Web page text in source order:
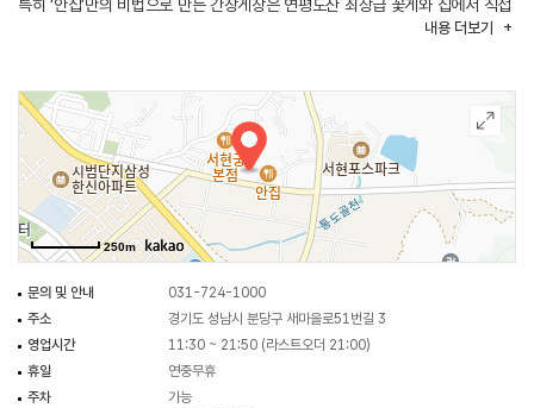
특히 ‘안집’만의 비법으로 만든 간장게장은 연평도산 최상급 꽃게와 집에서 직접
내용 더보기
250m
문의 및 안내
031-724-1000
주소
경기도 성남시 분당구 새마을로51번길 3
영업시간
11:30 ~ 21:50 (라스트오더 21:00)
휴일
연중무휴
주차
가능